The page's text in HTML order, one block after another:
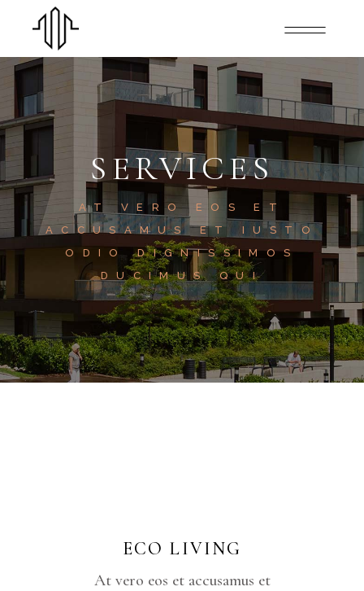
SERVICES
AT VERO EOS ET
ACCUSAMUS ET IUSTO
ODIO DIGNISSIMOS
DUCIMUS QUI
ECO LIVING
At vero eos et accusamus et